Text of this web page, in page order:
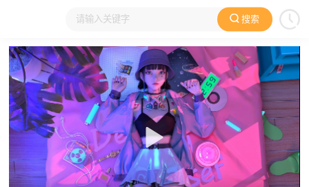
搜索
大家在看 日本动漫 国产动漫 欧美动漫 动漫电影